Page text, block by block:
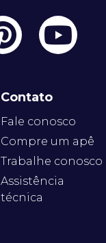
Contato
Fale conosco
Compre um apê
Trabalhe conosco
Assistência
técnica